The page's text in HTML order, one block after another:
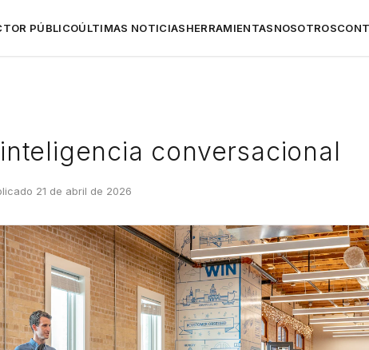
PÚBLICOÚLTIMAS NOTICIASHERRAMIENTASNOSOTROS
conversacional
21 de abril de 2026